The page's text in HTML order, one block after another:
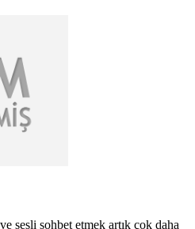
sesli sohbet etmek artık çok daha